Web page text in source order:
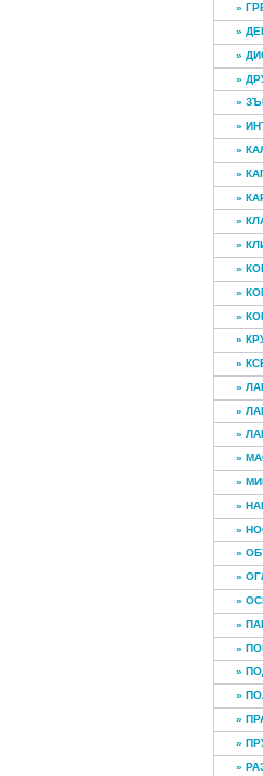
»
»
»
»
»
»
»
»
»
»
»
»
»
»
»
»
»
»
»
»
»
»
»
»
»
»
»
»
»
»
»
»
»